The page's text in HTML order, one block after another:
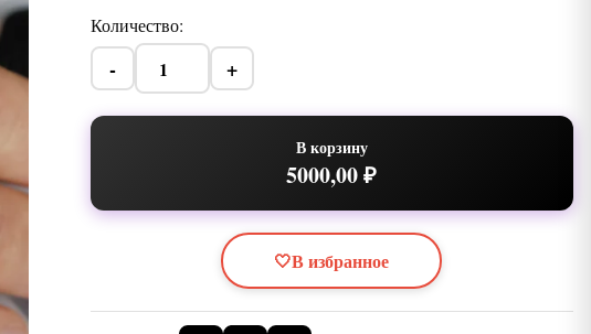
Количество:
- +
В корзину
5000,00 ₽
🤍В избранное